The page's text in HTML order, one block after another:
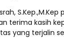
kasih
yang terjalin